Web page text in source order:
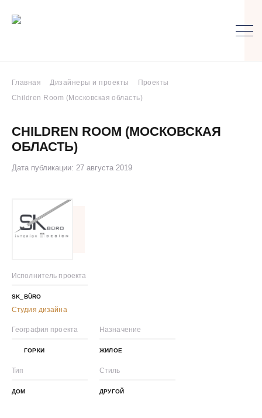
Главная Дизайнеры и проекты
Проекты
Children Room (Московская область)
CHILDREN ROOM (МОСКОВСКАЯ
ОБЛАСТЬ)
Дата публикации: 27 августа 2019
Исполнитель проекта
SK_BÜRO
Студия дизайна
География проекта
ГОРКИ
Назначение
ЖИЛОЕ
Тип
ДОМ
Стиль
ДРУГОЙ